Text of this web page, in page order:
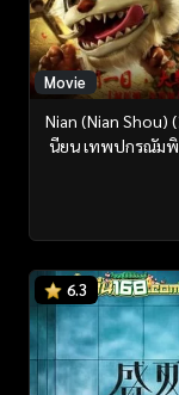
Movie
Nian (Nian Shou)
นียน เทพปกรณัม
6.3